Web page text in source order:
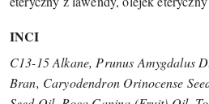
INCI
C13-15 Alkane, Prunus Amygdalus
Bran, Caryodendron Orinocense